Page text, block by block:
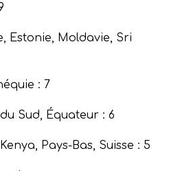
Estonie, Moldavie, Sri
: 7
Sud, Équateur : 6
Pays-Bas, Suisse : 5